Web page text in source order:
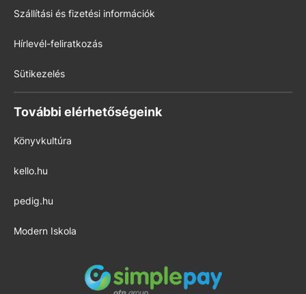
Szállítási és fizetési információk
Hírlevél-feliratkozás
Sütikezelés
További elérhetőségeink
Könyvkultúra
kello.hu
pedig.hu
Modern Iskola